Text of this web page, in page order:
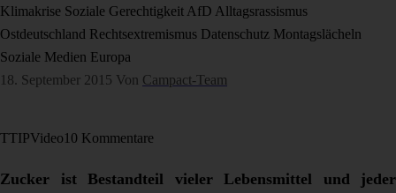
Klimakrise Soziale Gerechtigkeit AfD Alltagsrassismus
Ostdeutschland Rechtsextremismus Datenschutz Montagslächeln
Soziale Medien Europa
18. September 2015 Von Campact-Team
TTIPVideo10 Kommentare
Zucker ist Bestandteil vieler Lebensmittel und jeder